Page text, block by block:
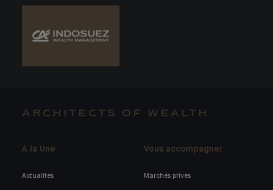
ARCHITECTS OF WEALTH
A la Une
Actualités
Vous accompagner
Marchés privés